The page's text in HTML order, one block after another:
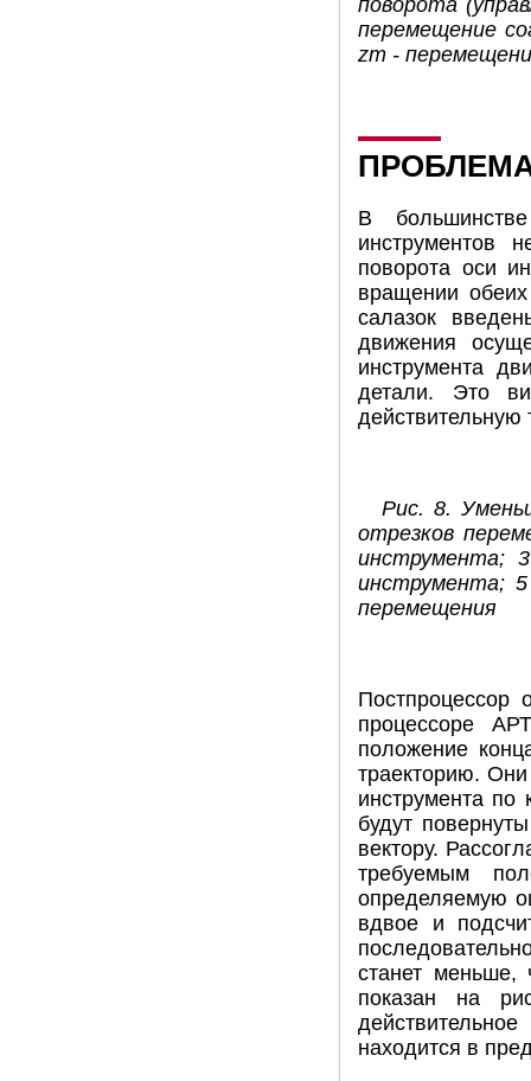
поворота
перемещение
zm -
В
инструментов
поворота оси
вращении
салазок
движения
инструмента
детали. Это
Рис. 8.
отрезков
инструмента;
инструмента;
перемещения
Постпроцессор
процессоре
положение
траекторию.
инструмента по
будут
вектору.
требуемым
определяемую
вдвое и
станет меньше,
показан на
находится в